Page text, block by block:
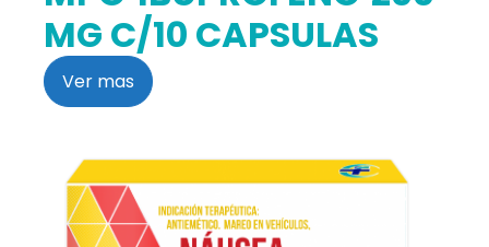
MG C/10 CAPSULAS
Ver mas